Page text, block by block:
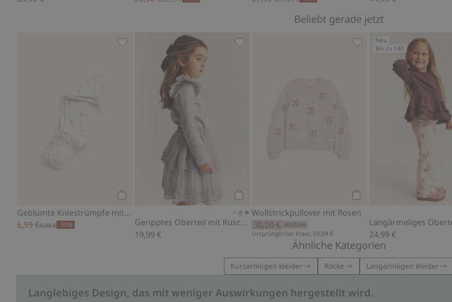
Beliebt gerade jetzt
Geblümte Kniestrümpfe mit Rüsche
6,99 €9,99 € -30%
Geblümte Kniestrümpfe mit Rüsche, Zu Favoriten hinzufügen
Geripptes Oberteil mit Rüschen
19,99 €
Geripptes Oberteil mit Rüschen, Zu Favoriten hinzufügen
Wollstrickpullover mit Rosen
30,00 € Archive
Ursprünglicher Preis: 59,99 €
Wollstrickpullover mit
Neu
Bis zu 140
24,99 €
Ähnliche Kategorien
Kurzärmligen kleider Röcke Langärmligen kleider
Langlebiges Design, das mit weniger Auswirkungen hergestellt wird.